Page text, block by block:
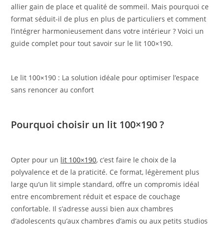
allier gain de place et qualité de sommeil. Mais pourquoi ce
format séduit-il de plus en plus de particuliers et comment
l’intégrer harmonieusement dans votre intérieur ? Voici un
guide complet pour tout savoir sur le lit 100×190.
Le lit 100×190 : La solution idéale pour optimiser l’espace
sans renoncer au confort
Pourquoi choisir un lit 100×190 ?
Opter pour un lit 100×190, c’est faire le choix de la
polyvalence et de la praticité. Ce format, légèrement plus
large qu’un lit simple standard, offre un compromis idéal
entre encombrement réduit et espace de couchage
confortable. Il s’adresse aussi bien aux chambres
d’adolescents qu’aux chambres d’amis ou aux petits studios